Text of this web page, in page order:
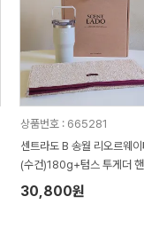
상품번호 : 665281
센트라도 B 송월 리오르웨
(수건)180g+텀스 투게더
텀블러 600ml 세트
30,800원